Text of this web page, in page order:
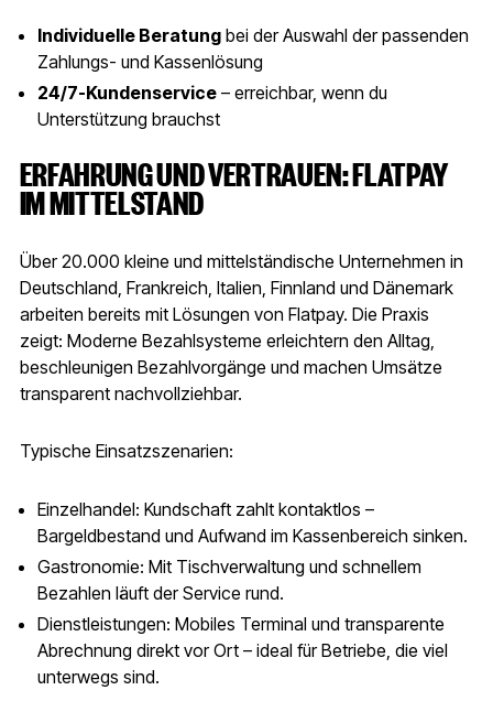
Individuelle Beratungbei der Auswahl der passenden
Zahlungs- und Kassenlösung
24/7-Kundenservice– erreichbar, wenn du
Unterstützung brauchst
ERFAHRUNG UND VERTRAUEN: FLATPAY
IM MITTELSTAND
Über 20.000 kleine und mittelständische Unternehmen in
Deutschland, Frankreich, Italien, Finnland und Dänemark
arbeiten bereits mit Lösungen von Flatpay. Die Praxis
zeigt: Moderne Bezahlsysteme erleichtern den Alltag,
beschleunigen Bezahlvorgänge und machen Umsätze
transparent nachvollziehbar.
Typische Einsatzszenarien:
Einzelhandel: Kundschaft zahlt kontaktlos –
Bargeldbestand und Aufwand im Kassenbereich sinken.
Gastronomie: Mit Tischverwaltung und schnellem
Bezahlen läuft der Service rund.
Dienstleistungen: Mobiles Terminal und transparente
Abrechnung direkt vor Ort – ideal für Betriebe, die viel
unterwegs sind.